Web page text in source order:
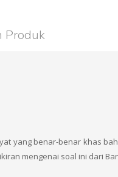
Produk
yang benar-benar khas
mengenai soal ini dari